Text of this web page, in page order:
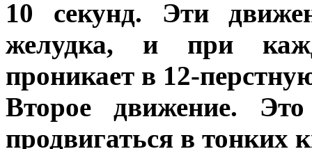
10 секунд. Эти
желудка, и при
проникает в 12-
Второе движение.
продвигаться в тонких